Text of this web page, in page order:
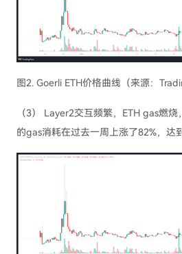
图2. Goerli ETH价格曲线（来源：
（3） Layer2交互频繁，ETH gas燃
的gas消耗在过去一周上涨了82%，达